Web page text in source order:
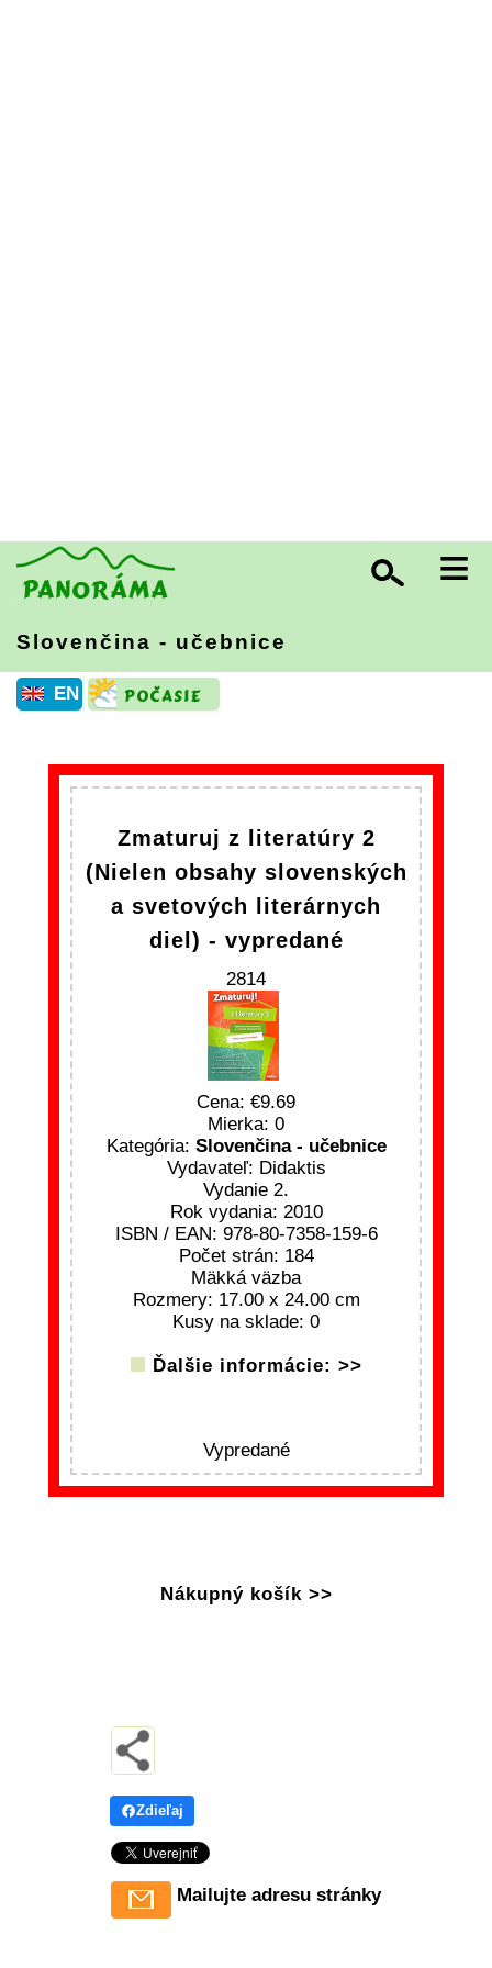
≡
Slovenčina - učebnice
EN
Zmaturuj z literatúry 2
(Nielen obsahy slovenských
a svetových literárnych
diel) - vypredané
2814
Cena:
9.69
Mierka: 0
Kategória: Slovenčina - učebnice
Vydavateľ: Didaktis
Vydanie 2.
Rok vydania: 2010
ISBN / EAN: 978-80-7358-159-6
Počet strán: 184
Mäkká väzba
Rozmery: 17.00 x 24.00 cm
Kusy na sklade: 0
Ďalšie informácie: >>
Vypredané
Nákupný košík >>
Zdieľaj
Mailujte adresu stránky